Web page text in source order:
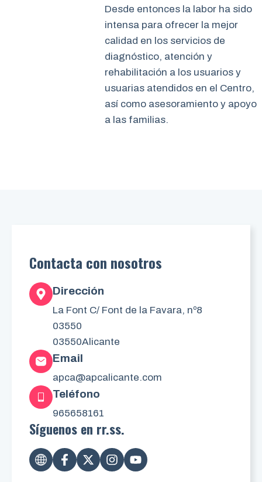
Desde entonces la labor ha sido
intensa para ofrecer la mejor
calidad en los servicios de
diagnóstico, atención y
rehabilitación a los usuarios y
usuarias atendidos en el Centro,
así como asesoramiento y apoyo
a las familias.
Contacta con nosotros
Dirección
La Font C/ Font de la Favara, nº8
03550
03550Alicante
Email
apca@apcalicante.com
Teléfono
965658161
Síguenos en rr.ss.